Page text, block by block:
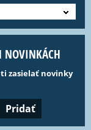
NOVINKÁCH
zasielať novinky